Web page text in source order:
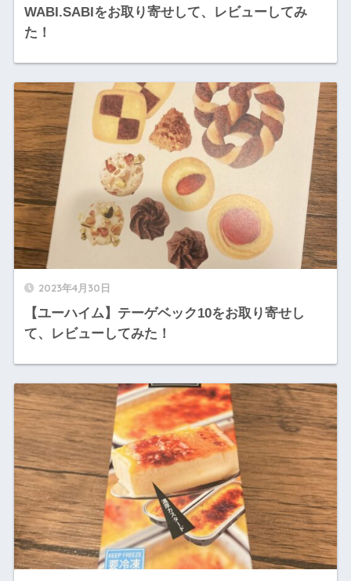
WABI.SABIをお取り寄せして、レビューしてみ
た！
2023年4月30日
【ユーハイム】テーゲベック10をお取り寄せし
て、レビューしてみた！